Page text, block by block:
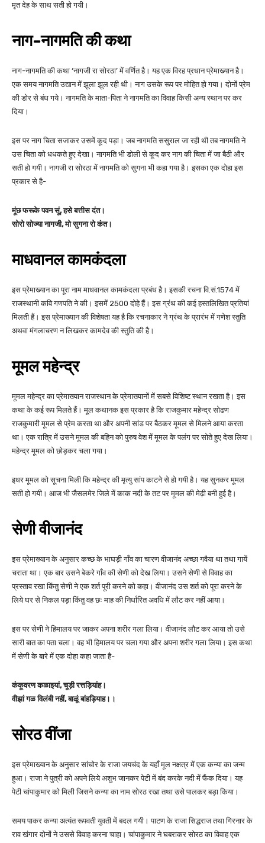
मृत देह के साथ सती हो गयी।
नाग-नागमति की कथा
नाग-नागमति की कथा ‘नागजी रा सोरठा’ में वर्णित है। यह एक विरह प्रधान प्रेमाख्यान है।
एक समय नागमति उद्यान में झूला झूल रही थी। नाग उसके रूप पर मोहित हो गया। दोनों प्रेम
की डोर से बंध गये। नागमति के माता-पिता ने नागमति का विवाह किसी अन्य स्थान पर कर
दिया।
इस पर नाग चिता सजाकर उसमें कूद पड़ा। जब नागमति ससुराल जा रही थी तब नागमति ने
उस चिता को धधकते हुए देखा। नागमति भी डोली से कूद कर नाग की चिता में जा बैठी और
सती हो गयी। नागजी रा सोरठा में नागमति को सुगना भी कहा गया है। इसका एक दोहा इस
प्रकार से है-
मूंछ फरूके पवन सूं, हसे बत्तीस दंत।
सोरो सोज्या नागजी, मो सुगना रो कंत।
माधवानल कामकंदला
इस प्रेमाख्यान का पूरा नाम माधवानल कामकंदला प्रबंध है। इसकी रचना वि.सं.1574 में
राजस्थानी कवि गणपति ने की। इसमें 2500 दोहे हैं। इस ग्रंथ की कई हस्तलिखित प्रतियां
मिलती हैं। इस प्रेमाख्यान की विशेषता यह है कि रचनाकार ने ग्रंथ के प्रारंभ में गणेश स्तुति
अथवा मंगलाचरण न लिखकर कामदेव की स्तुति की है।
मूमल महेन्द्र
मूमल महेन्द्र का प्रेमाख्यान राजस्थान के प्रेमाख्यानों में सबसे विशिष्ट स्थान रखता है। इस
कथा के कई रूप मिलते हैं। मूल कथानक इस प्रकार है कि राजकुमार महेन्द्र सोढण
राजकुमारी मूमल से प्रेम करता था और अपनी सांड पर बैठकर मूमल से मिलने आया करता
था। एक रात्रि में उसने मूमल की बहिन को पुरुष वेश में मूमल के पलंग पर सोते हुए देख लिया।
महेन्द्र मूमल को छोड़कर चला गया।
इधर मूमल को सूचना मिली कि महेन्द्र की मृत्यु सांप काटने से हो गयी है। यह सुनकर मूमल
सती हो गयी। आज भी जैसलमेर जिले में काक नदी के तट पर मूमल की मेढ़ी बनी हुई है।
सेणी वीजानंद
इस प्रेमाख्यान के अनुसार कच्छ के भाघड़ी गाँव का चारण वीजानंद अच्छा गवैया था तथा गायें
चराता था। एक बार उसने बेकरे गाँव की सेणी को देख लिया। उसने सेणी से विवाह का
प्रस्ताव रखा किंतु सेणी ने एक शर्त पूरी करने को कहा। वीजानंद उस शर्त को पूरा करने के
लिये घर से निकल पड़ा किंतु वह छः माह की निर्धारित अवधि में लौट कर नहीं आया।
इस पर सेणी ने हिमालय पर जाकर अपना शरीर गला लिया। वीजानंद लौट कर आया तो उसे
सारी बात का पता चला। वह भी हिमालय पर चला गया और अपना शरीर गला लिया। इस कथा
में सेणी के बारे में एक दोहा कहा जाता है-
कंकूवरण कळाइयां, चूड़ी रत्तड़ियांह।
वीझां गळ विलंबी नहीं, बाळूं बांहड़ियाह।।
सोरठ वींजा
इस प्रेमाख्यान के अनुसार सांचोर के राजा जयचंद के यहाँ मूल नक्षत्र में एक कन्या का जन्म
हुआ। राजा ने पुत्री को अपने लिये अशुभ जानकर पेटी में बंद करके नदी में फैंक दिया। यह
पेटी चांपाकुमार को मिली जिसने कन्या का नाम सोरठ रखा तथा उसे पालकर बड़ा किया।
समय पाकर कन्या अत्यंत रूपवती युवती में बदल गयी। पाटण के राजा सिद्धराज तथा गिरनार के
राव खंगार दोनों ने उससे विवाह करना चाहा। चांपाकुमार ने घबराकर सोरठ का विवाह एक